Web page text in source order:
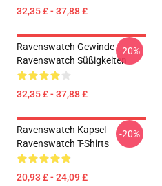
32,35 £ - 37,88 £
Ravenswatch Gewinde
Ravenswatch Süßigkeiten
32,35 £ - 37,88 £
-20%
Ravenswatch Kapsel
Ravenswatch T-Shirts
20,93 £ - 24,09 £
-20%